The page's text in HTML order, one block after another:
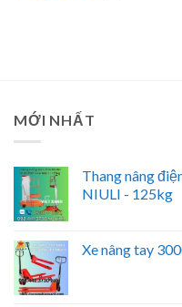
MỚI NHẤT
Thang nâng
NIULI - 125kg
Xe nâng tay